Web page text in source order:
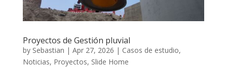
Proyectos de Gestión pluvial
by Sebastian | Apr 27, 2026 | Casos de estudio,
Noticias, Proyectos, Slide Home